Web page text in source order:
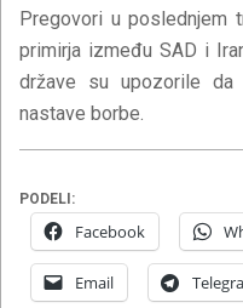
Pregovori u poslednjem
primirja između SAD i
države su upozorile
nastave borbe.
PODELI:
Facebook
Email